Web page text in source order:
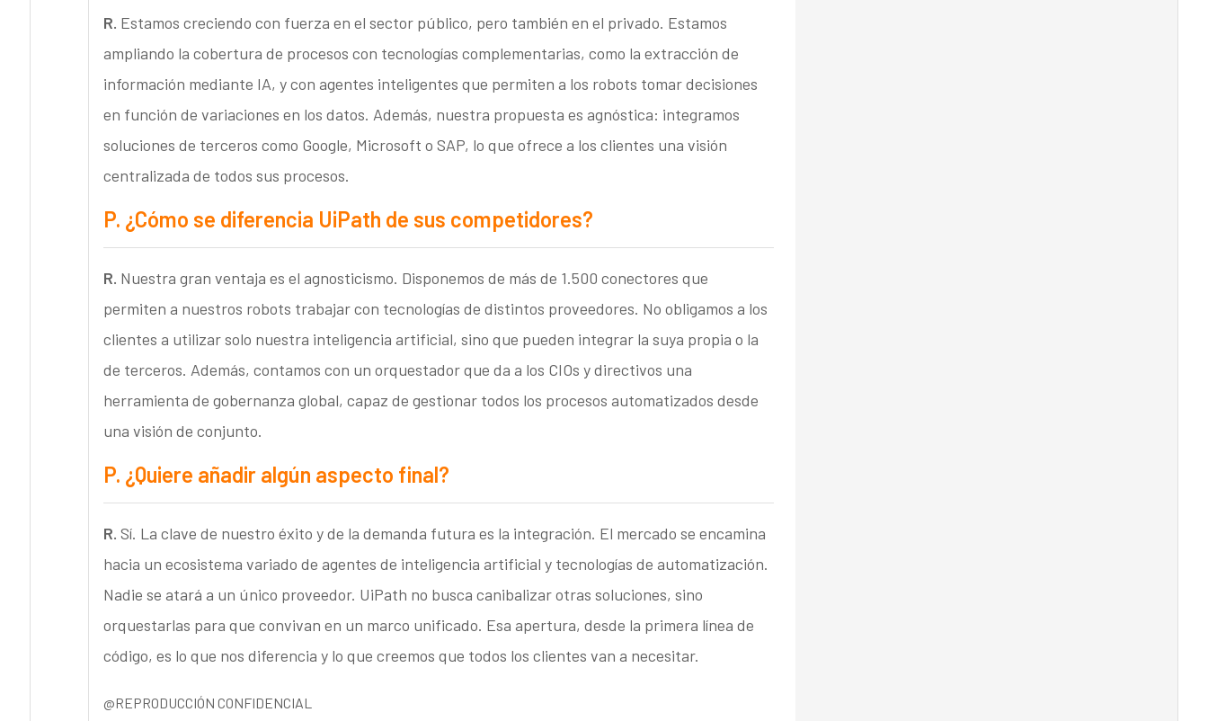
R. Estamos creciendo con fuerza en el sector público, pero también en el privado. Estamos
ampliando la cobertura de procesos con tecnologías complementarias, como la extracción de
información mediante IA, y con agentes inteligentes que permiten a los robots tomar decisiones
en función de variaciones en los datos. Además, nuestra propuesta es agnóstica: integramos
soluciones de terceros como Google, Microsoft o SAP, lo que ofrece a los clientes una visión
centralizada de todos sus procesos.
P. ¿Cómo se diferencia UiPath de sus competidores?
R. Nuestra gran ventaja es el agnosticismo. Disponemos de más de 1.500 conectores que
permiten a nuestros robots trabajar con tecnologías de distintos proveedores. No obligamos a los
clientes a utilizar solo nuestra inteligencia artificial, sino que pueden integrar la suya propia o la
de terceros. Además, contamos con un orquestador que da a los CIOs y directivos una
herramienta de gobernanza global, capaz de gestionar todos los procesos automatizados desde
una visión de conjunto.
P. ¿Quiere añadir algún aspecto final?
R. Sí. La clave de nuestro éxito y de la demanda futura es la integración. El mercado se encamina
hacia un ecosistema variado de agentes de inteligencia artificial y tecnologías de automatización.
Nadie se atará a un único proveedor. UiPath no busca canibalizar otras soluciones, sino
orquestarlas para que convivan en un marco unificado. Esa apertura, desde la primera línea de
código, es lo que nos diferencia y lo que creemos que todos los clientes van a necesitar.
@REPRODUCCIÓN CONFIDENCIAL